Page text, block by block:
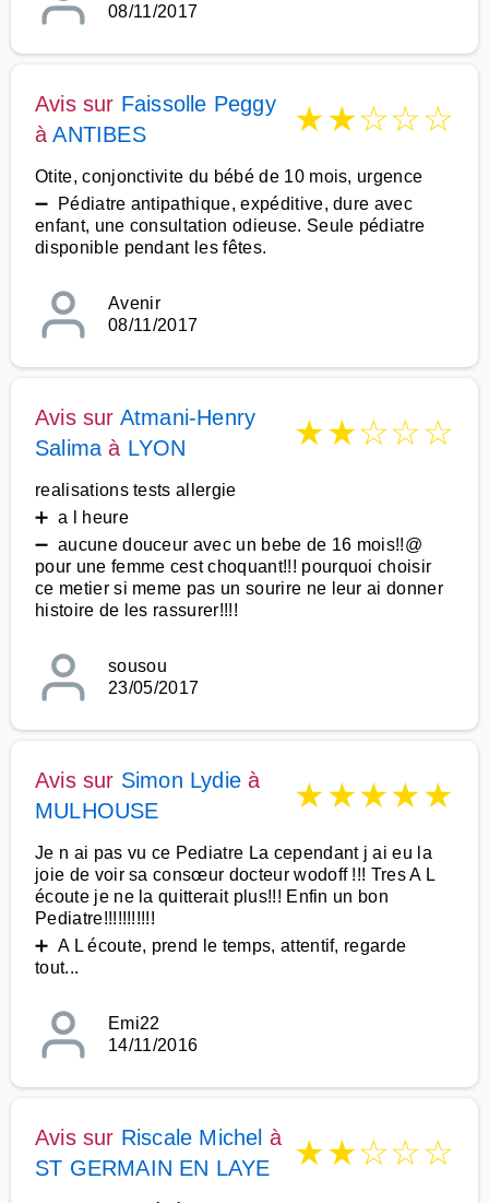
08/11/2017
Avis sur Faissolle Peggy
àANTIBES ★★☆☆☆
Otite, conjonctivite du bébé de 10 mois, urgence
➖ Pédiatre antipathique, expéditive, dure avec
enfant, une consultation odieuse. Seule pédiatre
disponible pendant les fêtes.
Avenir
08/11/2017
Avis sur Atmani-Henry
Salima à LYON ★★☆☆☆
realisations tests allergie
➕ a l heure
➖ aucune douceur avec un bebe de 16 mois!!@
pour une femme cest choquant!!! pourquoi choisir
ce metier si meme pas un sourire ne leur ai donner
histoire de les rassurer!!!!
sousou
23/05/2017
Avis sur Simon Lydie à
MULHOUSE
★★★★★
Je n ai pas vu ce Pediatre La cependant j ai eu la
joie de voir sa consœur docteur wodoff !!! Tres A L
écoute je ne la quitterait plus!!! Enfin un bon
Pediatre!!!!!!!!!!!
➕ A L écoute, prend le temps, attentif, regarde
tout...
Emi22
14/11/2016
Avis sur Riscale Michel à
ST GERMAIN EN LAYE
★★☆☆☆